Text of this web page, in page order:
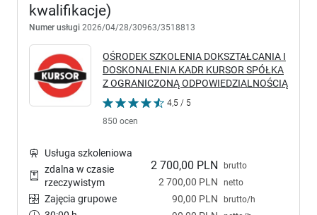
kwalifikacje)
Numer usługi 2026/04/28/30963/3518813
OŚRODEK SZKOLENIA DOKSZTAŁCANIA I
DOSKONALENIA KADR KURSOR SPÓŁKA
Z OGRANICZONĄ ODPOWIEDZIALNOŚCIĄ
4,5 / 5
850 ocen
2 700,00 PLN brutto
2 700,00 PLN netto
90,00 PLN brutto/h
Usługa szkoleniowa
zdalna w czasie
rzeczywistym
Zajęcia grupowe